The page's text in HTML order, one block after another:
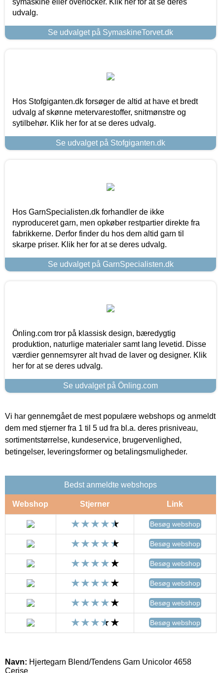
udvalg.
Se udvalget på SymaskineTorvet.dk
Hos Stofgiganten.dk forsøger de altid at have et bredt
udvalg af skønne metervarestoffer, snitmønstre og
sytilbehør. Klik her for at se deres udvalg.
Se udvalget på Stofgiganten.dk
Hos GarnSpecialisten.dk forhandler de ikke
nyproduceret garn, men opkøber restpartier direkte fra
fabrikkerne. Derfor finder du hos dem altid garn til
skarpe priser. Klik her for at se deres udvalg.
Se udvalget på GarnSpecialisten.dk
Önling.com tror på klassisk design, bæredygtig
produktion, naturlige materialer samt lang levetid. Disse
værdier gennemsyrer alt hvad de laver og designer. Klik
her for at se deres udvalg.
Se udvalget på Önling.com
Vi har gennemgået de mest populære webshops og anmeldt
dem med stjerner fra 1 til 5 ud fra bl.a. deres prisniveau,
sortimentstørrelse, kundeservice, brugervenlighed,
betingelser, leveringsformer og betalingsmuligheder.
Bedst anmeldte webshops
Webshop Stjerner Link
Besøg webshop
Besøg webshop
Besøg webshop
Besøg webshop
Besøg webshop
Besøg webshop
Navn: Hjertegarn Blend/Tendens Garn Unicolor 4658
Cerise